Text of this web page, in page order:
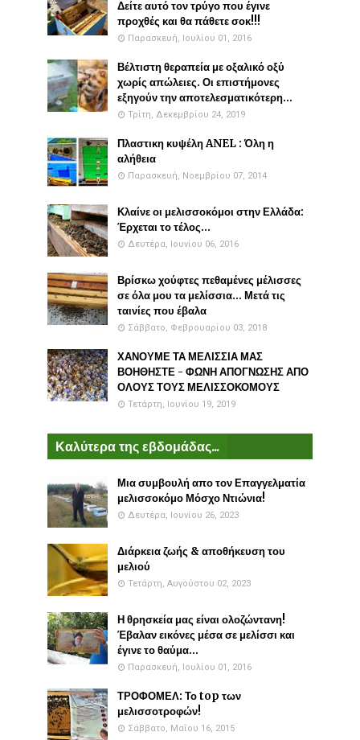
Δείτε αυτό τον τρύγο που έγινε
προχθές και θα πάθετε σοκ!!!
Παρασκευή, Ιουλίου 01, 2016
Βέλτιστη θεραπεία με οξαλικό οξύ
χωρίς απώλειες. Οι επιστήμονες
εξηγούν την αποτελεσματικότερη...
Τρίτη, Δεκεμβρίου 24, 2019
Πλαστικη κυψέλη ANEL : Όλη η
αλήθεια
Παρασκευή, Νοεμβρίου 07, 2014
Κλαίνε οι μελισσοκόμοι στην Ελλάδα:
Έρχεται το τέλος...
Δευτέρα, Ιουνίου 06, 2016
Βρίσκω χούφτες πεθαμένες μέλισσες
σε όλα μου τα μελίσσια... Μετά τις
ταινίες που έβαλα
Σάββατο, Φεβρουαρίου 03, 2018
ΧΑΝΟΥΜΕ ΤΑ ΜΕΛΙΣΣΙΑ ΜΑΣ
ΒΟΗΘΗΣΤΕ - ΦΩΝΗ ΑΠΟΓΝΩΣΗΣ ΑΠΟ
ΟΛΟΥΣ ΤΟΥΣ ΜΕΛΙΣΣΟΚΟΜΟΥΣ
Τετάρτη, Ιουνίου 19, 2019
Καλύτερα της εβδομάδας...
Μια συμβουλή απο τον Επαγγελματία
μελισσοκόμο Μόσχο Ντιώνια!
Δευτέρα, Ιουνίου 26, 2023
Διάρκεια ζωής & αποθήκευση του
μελιού
Τετάρτη, Αυγούστου 02, 2023
Η θρησκεία μας είναι ολοζώντανη!
Έβαλαν εικόνες μέσα σε μελίσσι και
έγινε το θαύμα...
Παρασκευή, Ιουλίου 01, 2016
ΤΡΟΦΟΜΕΛ: Το top των
μελισσοτροφών!
Σάββατο, Μαΐου 16, 2015